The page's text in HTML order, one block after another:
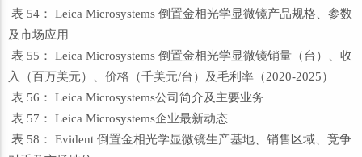
表 54： Leica Microsystems 倒置金相光学显微镜产品规格、参数
及市场应用
表 55： Leica Microsystems 倒置金相光学显微镜销量（台）、收
入（百万美元）、价格（千美元/台）及毛利率（2020-2025）
表 56： Leica Microsystems公司简介及主要业务
表 57： Leica Microsystems企业最新动态
表 58： Evident 倒置金相光学显微镜生产基地、销售区域、竞争